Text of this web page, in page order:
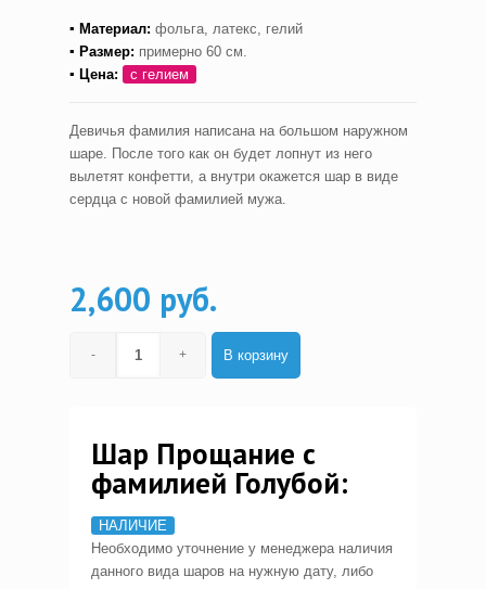
▪ Материал: фольга, латекс, гелий
▪ Размер: примерно 60 см.
▪ Цена:
с гелием
Девичья фамилия написана на большом наружном
шаре. После того как он будет лопнут из него
вылетят конфетти, а внутри окажется шар в виде
сердца с новой фамилией мужа.
2,600 руб.
В корзину
Шар Прощание с
фамилией Голубой:
НАЛИЧИЕ
Необходимо уточнение у менеджера наличия
данного вида шаров на нужную дату, либо